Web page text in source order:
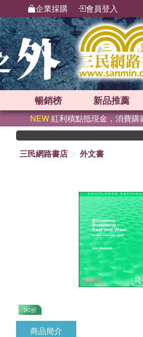
企業採購 會員登入
暢銷榜 新品推薦
NEW紅利積點抵現金，消費購
三民網路書店
外文書
90折
商品簡介